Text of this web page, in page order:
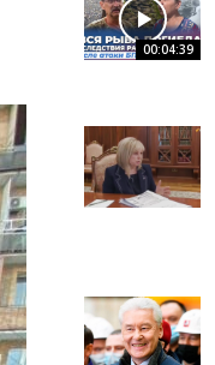
00:04:39